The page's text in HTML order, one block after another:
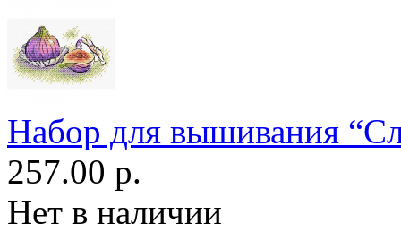
Набор для вышивания
257.00 р.
Нет в наличии